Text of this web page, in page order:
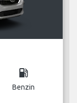
local_gas_station
Benzin